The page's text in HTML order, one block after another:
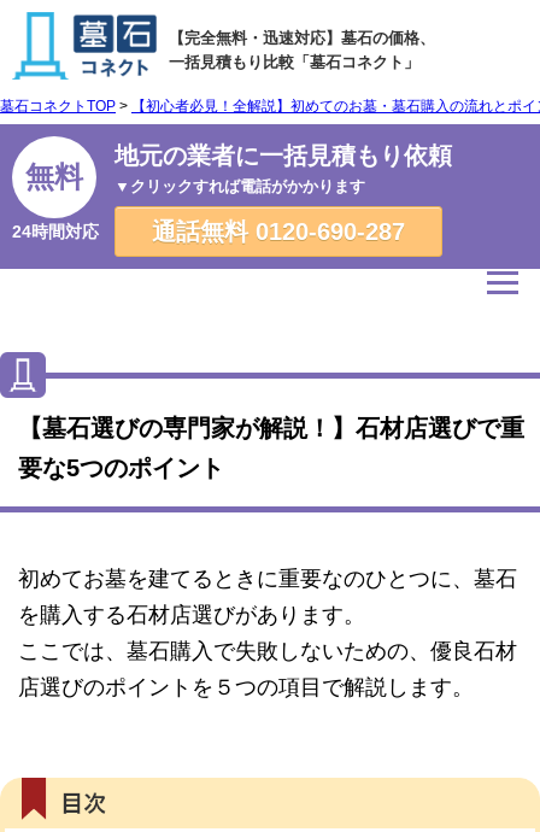
【完全無料・迅速対応】墓石の価格、
一括見積もり比較「墓石コネクト」
墓石コネクトTOP > 【初心者必見！全解説】初めてのお墓・墓石購入の流れとポ
無料
24時間対応
地元の業者に一括見積もり依頼
▼クリックすれば電話がかかります
通話無料 0120-690-287
【墓石選びの専門家が解説！】石材店選びで重
要な5つのポイント
初めてお墓を建てるときに重要なのひとつに、墓石
を購入する石材店選びがあります。
ここでは、墓石購入で失敗しないための、優良石材
店選びのポイントを５つの項目で解説します。